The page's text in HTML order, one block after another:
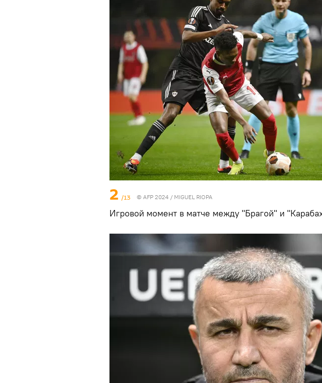
2 /13 © AFP 2024 / MIGUEL RIOPA
Игровой момент в матче между "Брагой" и